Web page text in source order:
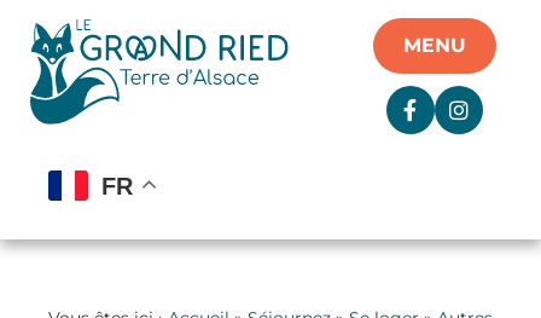
MENU
FR
Panneau de gestion des cookies